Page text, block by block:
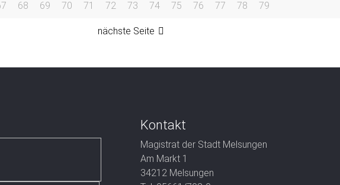
68 69 70 71 72 73 74 75 76 77 78 79
nächste Seite
Kontakt
Magistrat der Stadt Melsungen
Am Markt 1
34212 Melsungen